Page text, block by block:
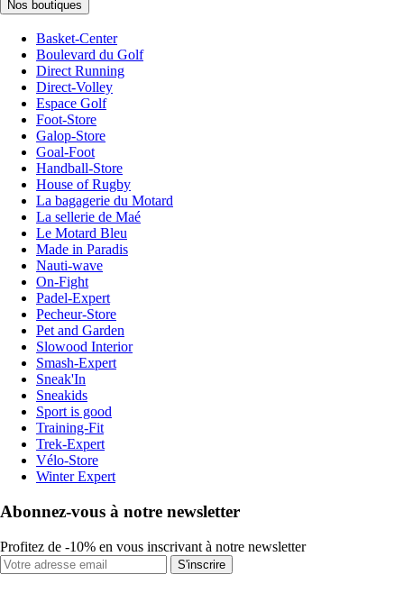
Nos boutiques
Basket-Center
Boulevard du Golf
Direct Running
Direct-Volley
Espace Golf
Foot-Store
Galop-Store
Goal-Foot
Handball-Store
House of Rugby
La bagagerie du Motard
La sellerie de Maé
Le Motard Bleu
Made in Paradis
Nauti-wave
On-Fight
Padel-Expert
Pecheur-Store
Pet and Garden
Slowood Interior
Smash-Expert
Sneak'In
Sneakids
Sport is good
Training-Fit
Trek-Expert
Vélo-Store
Winter Expert
Abonnez-vous à notre newsletter
Profitez de -10% en vous inscrivant à notre newsletter
S'inscrire